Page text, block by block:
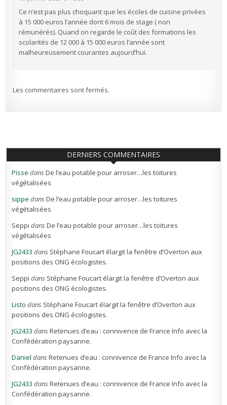
Ce n’est pas plus choquant que les écoles de cuisine privées
à 15 000 euros l’année dont 6 mois de stage ( non
rémunérés). Quand on regarde le coût des formations les
scolarités de 12 000 à 15 000 euros l’année sont
malheureusement courantes aujourd’hui.
Les commentaires sont fermés.
DERNIERS COMMENTAIRES
Pisse dansDe l’eau potable pour arroser…les toitures
végétalisées
sippe dansDe l’eau potable pour arroser…les toitures
végétalisées
Seppi dansDe l’eau potable pour arroser…les toitures
végétalisées
JG2433 dans Stéphane Foucart élargit la fenêtre d’Overton aux
positions des ONG écologistes.
Seppi dans Stéphane Foucart élargit la fenêtre d’Overton aux
positions des ONG écologistes.
Listo dans Stéphane Foucart élargit la fenêtre d’Overton aux
positions des ONG écologistes.
JG2433 dansRetenues d’eau : connivence de France Info avec la
Confédération paysanne.
Daniel dansRetenues d’eau : connivence de France Info avec la
Confédération paysanne.
JG2433 dansRetenues d’eau : connivence de France Info avec la
Confédération paysanne.